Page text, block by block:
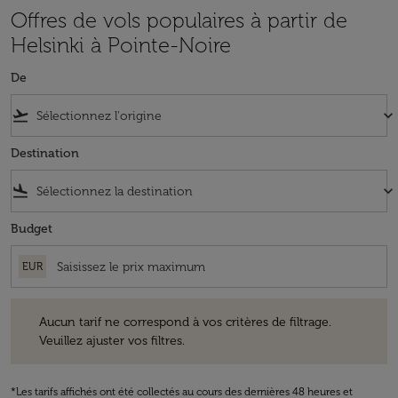
Offres de vols populaires à partir de
Helsinki à Pointe-Noire
De
flight_takeoff keyboard_arrow_down
Destination
flight_land keyboard_arrow_down
Budget
EUR
Aucun tarif ne correspond à vos critères de filtrage.
Veuillez ajuster vos filtres.
*Les tarifs affichés ont été collectés au cours des dernières 48 heures et